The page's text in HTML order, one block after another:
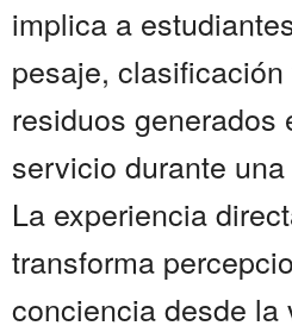
implica a
pesaje,
residuos generados
servicio durante
La experiencia
transforma
conciencia desde la